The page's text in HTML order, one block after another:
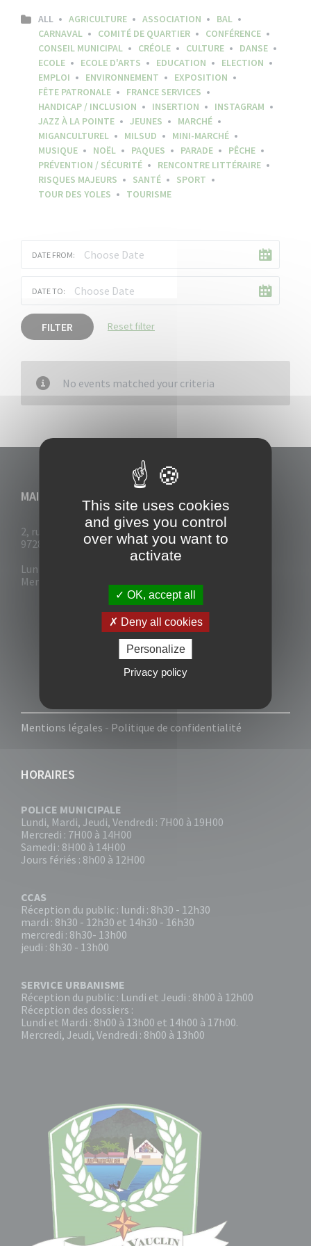
ALL AGRICULTURE ASSOCIATION
BAL
CARNAVAL
COMITÉ DE QUARTIER
CONFÉRENCE
CONSEIL MUNICIPAL
CRÉOLE CULTURE
DANSE
ECOLE
ECOLE D'ARTS EDUCATION
ELECTION
EMPLOI
ENVIRONNEMENT
EXPOSITION
FÊTE PATRONALE
FRANCE SERVICES
HANDICAP / INCLUSION
INSERTION
INSTAGRAM
JAZZ À LA POINTE
JEUNES
MARCHÉ
MIGANCULTUREL
MILSUD
MINI-MARCHÉ
MUSIQUE
NOËL PAQUES PARADE
PÊCHE
PRÉVENTION / SÉCURITÉ
RENCONTRE LITTÉRAIRE
RISQUES MAJEURS
SANTÉ
SPORT
TOUR DES YOLES
TOURISME
DATE FROM:
DATE TO:
FILTER Reset filter
No events matched your criteria
MAIRIE DU VAUCLIN
2, rue Collignon
97280 Le Vauclin
Lun - Mar : 7h30- 13h & 14h-17h
Mer-Jeu-Vend : 7h30 - 13h30
Mentions légales - Politique de confidentialité
HORAIRES
POLICE MUNICIPALE
Lundi, Mardi, Jeudi, Vendredi : 7H00 à 19H00
Mercredi : 7H00 à 14H00
Samedi : 8H00 à 14H00
Jours fériés : 8h00 à 12H00
CCAS
Réception du public : lundi : 8h30 - 12h30
mardi : 8h30 - 12h30 et 14h30 - 16h30
mercredi : 8h30- 13h00
jeudi : 8h30 - 13h00
SERVICE URBANISME
Réception du public : Lundi et Jeudi : 8h00 à 12h00
Réception des dossiers :
Lundi et Mardi : 8h00 à 13h00 et 14h00 à 17h00.
Mercredi, Jeudi, Vendredi : 8h00 à 13h00
This site uses cookies
and gives you control
over what you want to
activate
OK, accept all
Deny all cookies
Personalize
Privacy policy